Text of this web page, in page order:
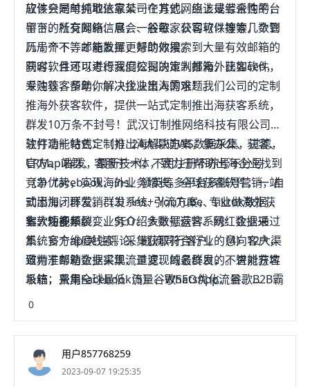
软件会同时抓取这家公司在其他网络上或者采购平台
留下的所有邮箱信息，一般每家公司可以搜索几个到
几十个不等邮箱数量，帮助你搜索到大量有效邮箱的
同时，且还可进行深度挖掘决策人邮箱，比如ceo，
采购等，帮助你解决找决策人的难题。
应该只是单纯地依靠某一个方式。应该是综合性的，
平台、社交网络、展会、谷歌、获客软件等等，数管
历局齐下，才能发挥更好的效果。
获客软件可以考虑我们公司的定制推海外获客软件，
专注获客多年，解决企业出海需求！我们公司的定制
推海外获客软件，提供一站式定制推出海获客系统，
群发10万条不封号！武汉订制推网络科技有限公司专
注打造一站式定制推出海解决方案，集办公、获客、
CRM、站群、客服于一体，致力于帮助出海企业找到
竞争优势，实现海外业务增长。全球获客软件，一站
式出海闭环营销群发系统+引流方案，专业做海外获
客软件多年。
软件功能特色：（1）24大渠道WS数据采集，过滤，
官方api群发，最新技术，不用注册不养号不分号
（2）facebook、ins、领英等多平台多账号营销，自
动添加，群发。（3）ins、YouTube、tiktok数据采
集、短视频裂变、SEO、多账号运营、网红数据采
集，官方api关注评论，截流同行客户。（4）12大渠
道精准邮箱数据采集、过滤、域名群发，不进对方垃
圾箱，费用全球最低（5）谷歌SEO优化、谷歌B2B霸
屏推广、谷歌数据采集、谷歌SEM（6）站群复制，
全渠道引流主站、站群SEO、站群SEM一站式服务为
你打造专属外贸获客方式，让你不再为了寻找客源而
烦恼，再也不用为了只能一条一条的发数据而为难。
七大功能系统：业务介绍大数据获客系统：企业通过
系统多个维度线索，采集获取符合行业的意向客户，
致力于帮助企业实现流量变现的最终目的。智能获客
系统：采集Facebook流量、WhatsApp流量、
lnstagram流量、Youtube、领英等平台精流量，系
统自动化完成公开数据整理汇总。社媒获客系统：采
集Facebook多维度活跃用户、Instagram多维度活
跃用户，集合了Facebook渠道，Instagram渠道，
多个维度平台公开数据，系统自动化完成公开数据整
0
用户857768259
2023-09-07 19:25:35